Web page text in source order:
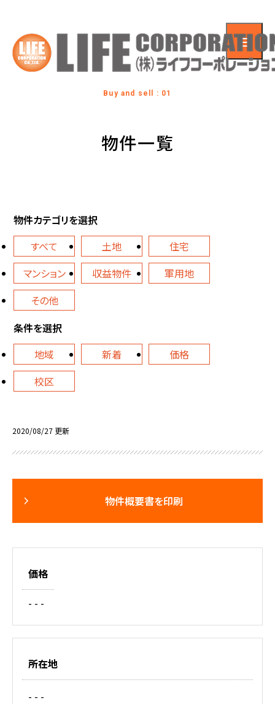
Buy and sell : 01
物件一覧
物件カテゴリを選択
すべて
土地
住宅
マンション
収益物件
軍用地
その他
条件を選択
地域
新着
価格
校区
2020/08/27 更新
物件概要書を印刷
価格
- - -
所在地
- - -